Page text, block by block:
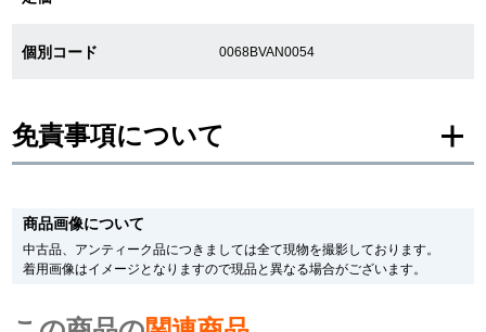
受賞歴
求人情報
店舗情報
商品画像について
中古品、アンティーク品につきましては全て現物を撮影しております。
着用画像はイメージとなりますので現品と異なる場合がございます。
個別コード 0068BVAN0054
免責事項について
メーカー保護シールの有無に個体差がございますのでご了承下さいませ。
また、メーカーにてマイナーチェンジがなされる場合がございますが、在庫品
の仕様で販売させていただきますので予めご了承の程お願いいたします。
尚、中古品、アンティーク品につきましては現品を撮影しております。
ます。